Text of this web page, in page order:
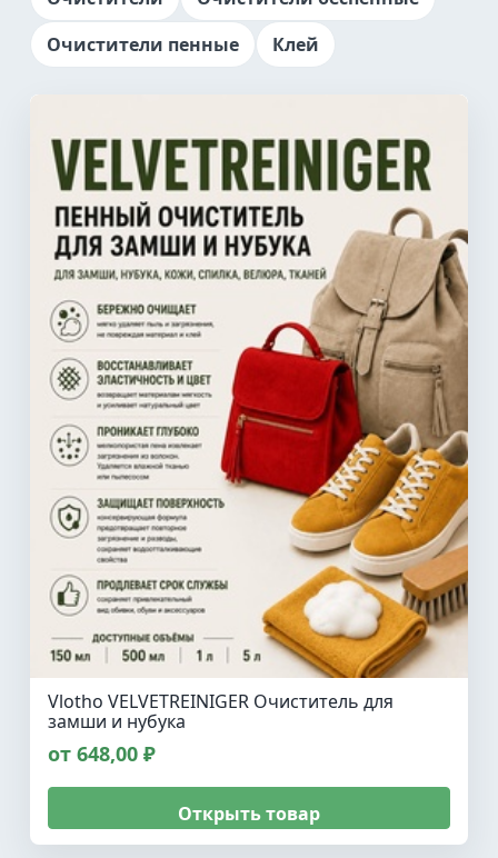
Очистители пенные
Клей
Vlotho VELVETREINIGER Очиститель для
замши и нубука
от 648,00 ₽
Открыть товар